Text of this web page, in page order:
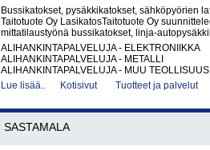
Bussikatokset, pysäkkikatokset, sähköpyörien
Taitotuote Oy LasikatosTaitotuote Oy
mittatilaustyönä bussikatokset, linja-
ALIHANKINTAPALVELUJA - ELEKTRONIIKKA
ALIHANKINTAPALVELUJA - METALLI
ALIHANKINTAPALVELUJA - MUU
Lue lisää..
Kotisivut Tuotteet ja palvelut
SASTAMALA